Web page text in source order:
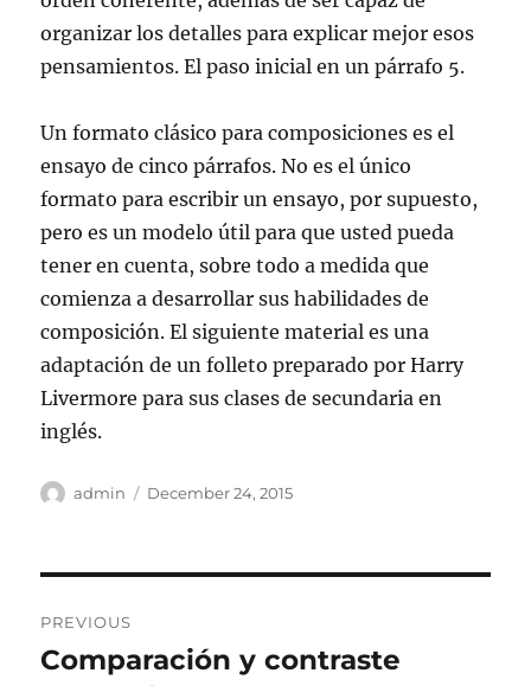
organizar los detalles para explicar mejor esos
pensamientos. El paso inicial en un párrafo 5.
Un formato clásico para composiciones es el
ensayo de cinco párrafos. No es el único
formato para escribir un ensayo, por supuesto,
pero es un modelo útil para que usted pueda
tener en cuenta, sobre todo a medida que
comienza a desarrollar sus habilidades de
composición. El siguiente material es una
adaptación de un folleto preparado por Harry
Livermore para sus clases de secundaria en
inglés.
Author
admin
Posted
December 24, 2015
navigation
PREVIOUS
Previous
Comparación y contraste